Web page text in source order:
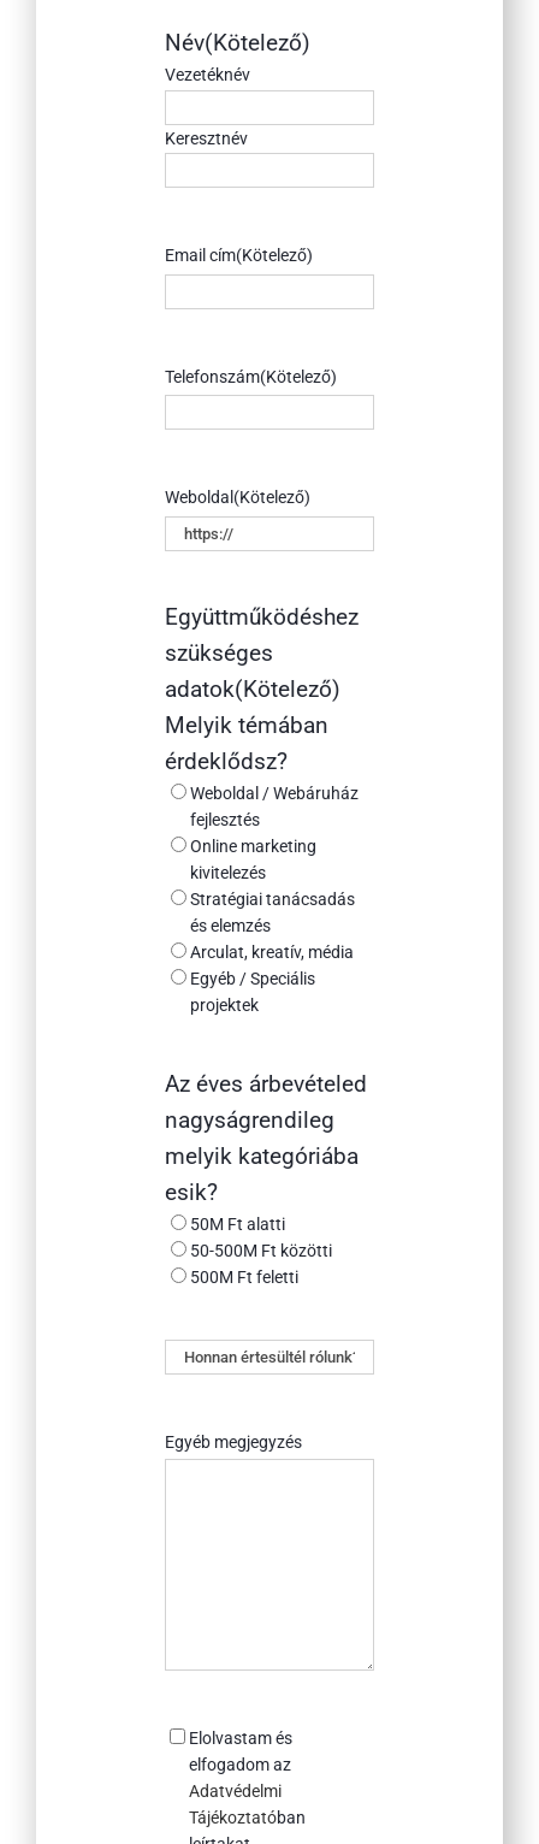
Név(Kötelező)
Vezetéknév
Keresztnév
Email cím(Kötelező)
Telefonszám(Kötelező)
Weboldal (Kötelező)
Együttműködéshez
szükséges
adatok(Kötelező)
Melyik témában
érdeklődsz?
Weboldal / Webáruház
fejlesztés
Online marketing
kivitelezés
Stratégiai tanácsadás
és elemzés
Arculat, kreatív, média
Egyéb / Speciális
projektek
Az éves árbevételed
nagyságrendileg
melyik kategóriába
esik?
50M Ft alatti
50-500M Ft közötti
500M Ft feletti
Honnan
értesültél
Egyéb megjegyzés
Consent
Elolvastam és
elfogadom az
Adatvédelmi
Tájékoztatóban